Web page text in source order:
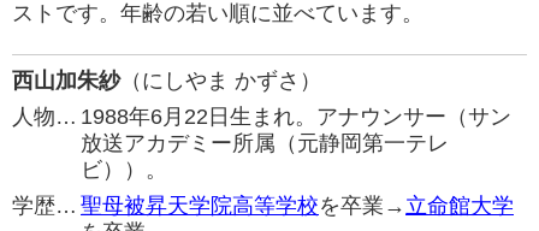
ストです。年齢の若い順に並べています。
西山加朱紗（にしやま かずさ）
人物… 1988年6月22日生まれ。アナウンサー（サン
放送アカデミー所属（元静岡第一テレ
ビ））。
学歴… 聖母被昇天学院高等学校を卒業→ 立命館大学